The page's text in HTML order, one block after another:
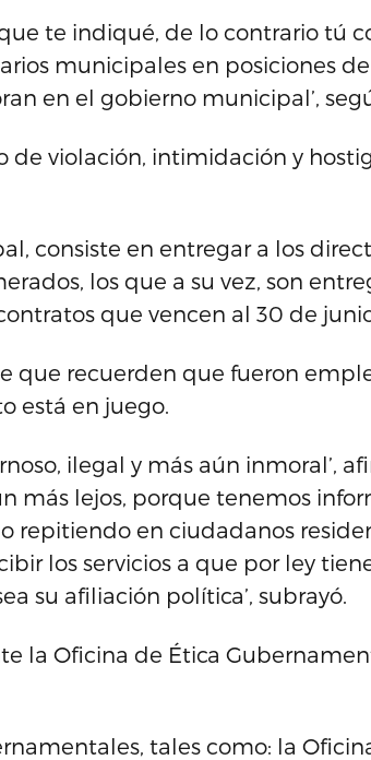
te indiqué, de lo contrario tú
municipales en posiciones
en el gobierno municipal’,
de violación, intimidación y
consiste en entregar a los
los que a su vez, son
que vencen al 30 de
que recuerden que fueron
está en juego.
ilegal y más aún inmoral’,
más lejos, porque tenemos
repitiendo en ciudadanos
los servicios a que por ley
su afiliación política’, subrayó.
la Oficina de Ética
tales como: la